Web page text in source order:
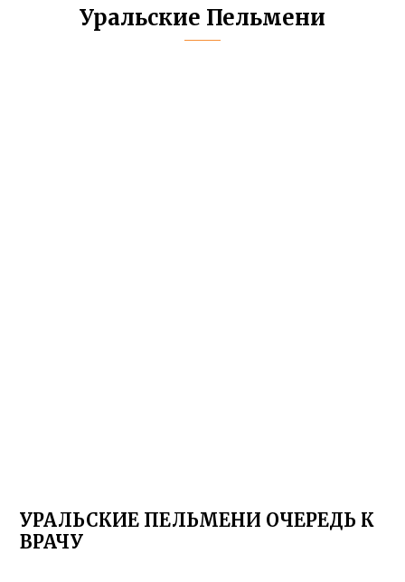
Уральские Пельмени
УРАЛЬСКИЕ ПЕЛЬМЕНИ ОЧЕРЕДЬ К
ВРАЧУ